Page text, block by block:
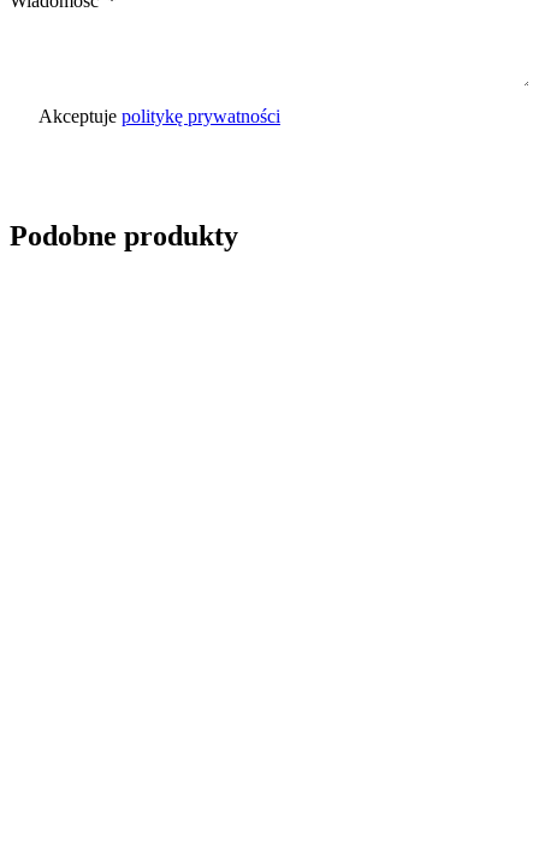
Akceptuje politykę prywatności
Podobne produkty